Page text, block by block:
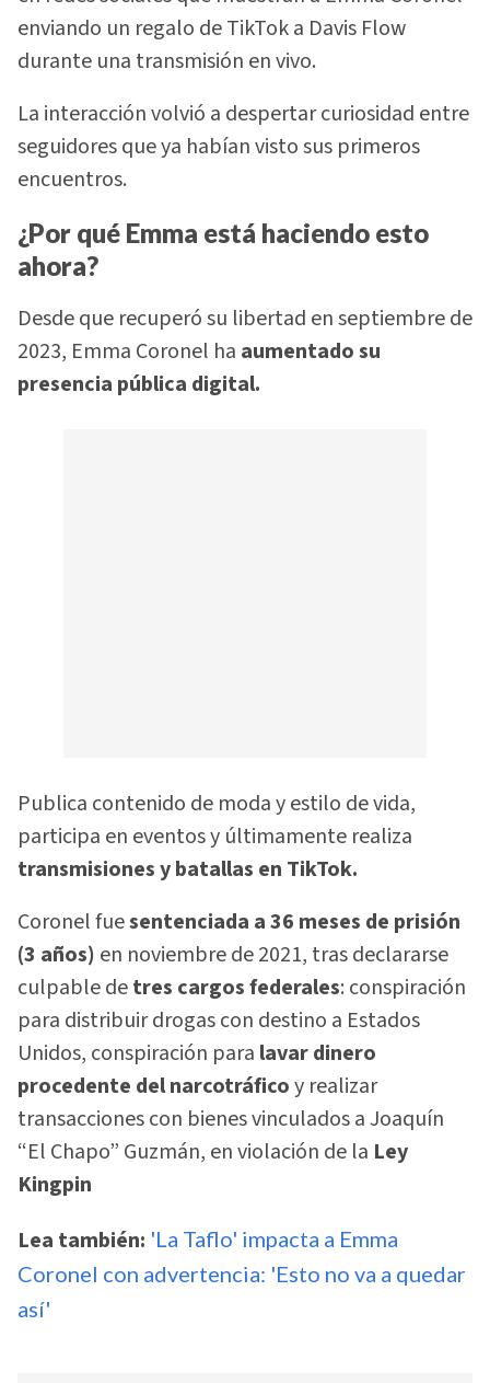
enviando un regalo de TikTok a Davis Flow
durante una transmisión en vivo.
La interacción volvió a despertar curiosidad entre
seguidores que ya habían visto sus primeros
encuentros.
¿Por qué Emma está haciendo esto
ahora?
Desde que recuperó su libertad en septiembre de
2023, Emma Coronel ha aumentado su
presencia pública digital.
Publica contenido de moda y estilo de vida,
participa en eventos y últimamente realiza
transmisiones y batallas en TikTok.
Coronel fuesentenciada a 36 meses de prisión
(3 años) en noviembre de 2021, tras declararse
culpable detres cargos federales: conspiración
para distribuir drogas con destino a Estados
Unidos, conspiración para lavar dinero
procedente del narcotráficoy realizar
transacciones con bienes vinculados a Joaquín
“El Chapo” Guzmán, en violación de la Ley
Kingpin
Lea también: 'La Taflo' impacta a Emma
Coronel con advertencia: 'Esto no va a quedar
así'